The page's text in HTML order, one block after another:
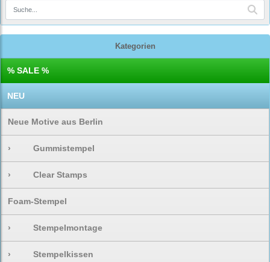
Kategorien
% SALE %
NEU
Neue Motive aus Berlin
› Gummistempel
› Clear Stamps
Foam-Stempel
› Stempelmontage
› Stempelkissen